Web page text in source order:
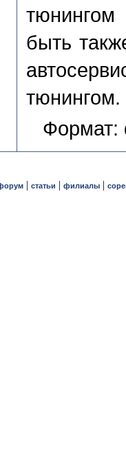
быть
тюнингом.
Формат:
| статьи | филиалы |